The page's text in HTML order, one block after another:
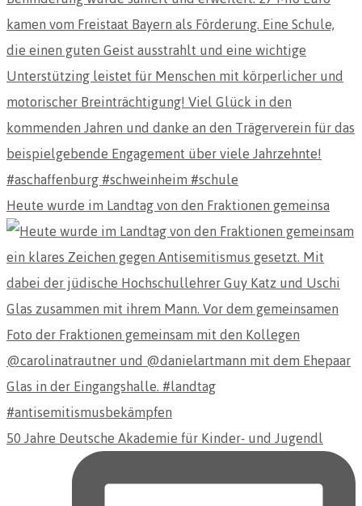
Heute wurde im Landtag von den Fraktionen gemeinsa
50 Jahre Deutsche Akademie für Kinder- und Jugendl